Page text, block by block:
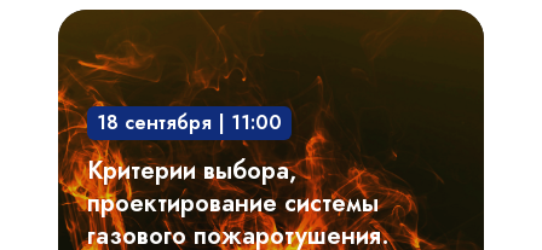
Критерии
выбора,
проектирование
системы
газового
пожаротушения.
Риски,
18 сентября | 11:00
Критерии выбора,
проектирование системы
газового пожаротушения.